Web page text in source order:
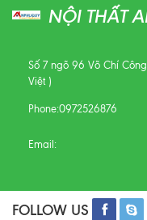
NỘI THẤT
Số 7 ngõ 96 Võ Chí
Việt )
Phone:0972526876
Email:
FOLLOW US